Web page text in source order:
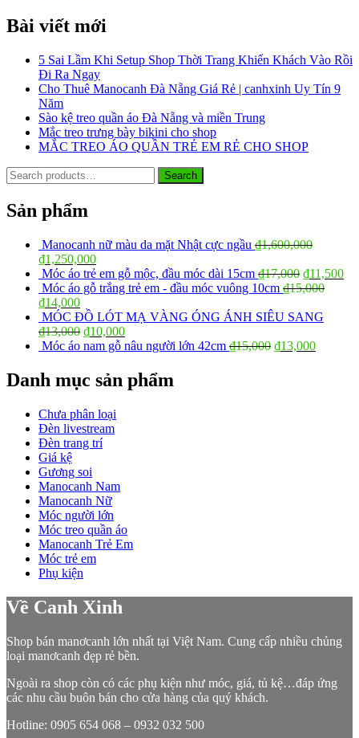
Bài viết mới
5 Sai Lầm Khi Setup Shop Thời Trang Khiến Khách Vào Rồi
Đi Ra Ngay
Cho Thuê Manocanh Đà Nẵng Giá Rẻ | canhxinh Uy Tín 9
Năm
Sào kệ treo quần áo Đà Nẵng và miền Trung
Mắc treo trưng bày bikini cho shop
MẮC TREO ÁO QUẦN TRẺ EM RẺ CHO SHOP
Search
for:
Search
Sản phẩm
Manocanh nữ màu da mặt Nhật cực ngầu ₫1,600,000
₫1,250,000
Móc áo trẻ em gỗ mộc, đầu móc dài 15cm ₫17,000 ₫11,500
Móc áo gỗ trắng trẻ em - đầu móc vuông 10cm ₫15,000
₫14,000
MÓC ĐỒ LÓT MẠ VÀNG ÓNG ÁNH SIÊU SANG
₫13,000 ₫10,000
Móc áo nam gỗ nâu người lớn 42cm ₫15,000 ₫13,000
Danh mục sản phẩm
Chưa phân loại
Đèn livestream
Đèn trang trí
Giá kệ
Gương soi
Manocanh Nam
Manocanh Nữ
Móc người lớn
Móc treo quần áo
Manocanh Trẻ Em
Móc trẻ em
Phụ kiện
Về Canh Xinh
Shop bán manơcanh lớn nhất tại Việt Nam. Cung cấp nhiều chủng
loại manơcanh đẹp rẻ bền.
Ngoài ra shop còn có các phụ kiện như móc, giá, tủ kệ…đáp ứng
các nhu cầu buôn bán cho cửa hàng của quý khách.
Hotline: 0905 654 068 – 0932 032 500